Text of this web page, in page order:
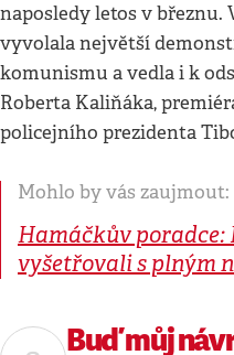
naposledy letos v březnu.
vyvolala největší
komunismu a vedla i k
Roberta Kaliňáka,
policejního prezidenta
Mohlo by vás zaujmout:
Hamáčkův poradce:
vyšetřovali s plným
Buď můj